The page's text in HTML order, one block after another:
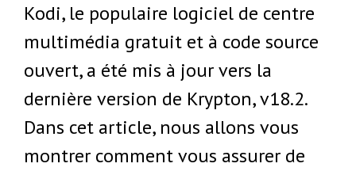
Kodi, le populaire logiciel de centre
multimédia gratuit et à code source
ouvert, a été mis à jour vers la
dernière version de Krypton, v18.2.
Dans cet article, nous allons vous
montrer comment vous assurer de